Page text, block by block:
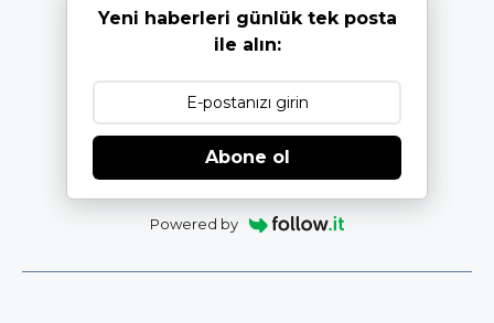
Yeni haberleri günlük tek posta
ile alın:
Abone ol
Powered by